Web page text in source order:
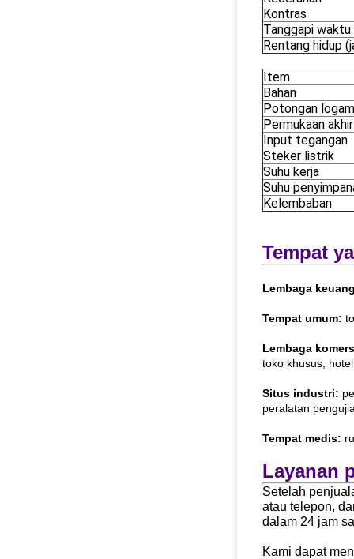
Kontras
Tanggapi waktu
Rentang hidup
Item
Bahan
Potongan logam
Permukaan akhir
Input tegangan
Steker listrik
Suhu kerja
Suhu
Kelembaban
Tempat
Lembaga
Tempat umum:
Lembaga
toko khusus,
Situs industri:
peralatan
Tempat medis:
Layanan
Setelah
atau telepon,
dalam 24 jam
Kami dapat